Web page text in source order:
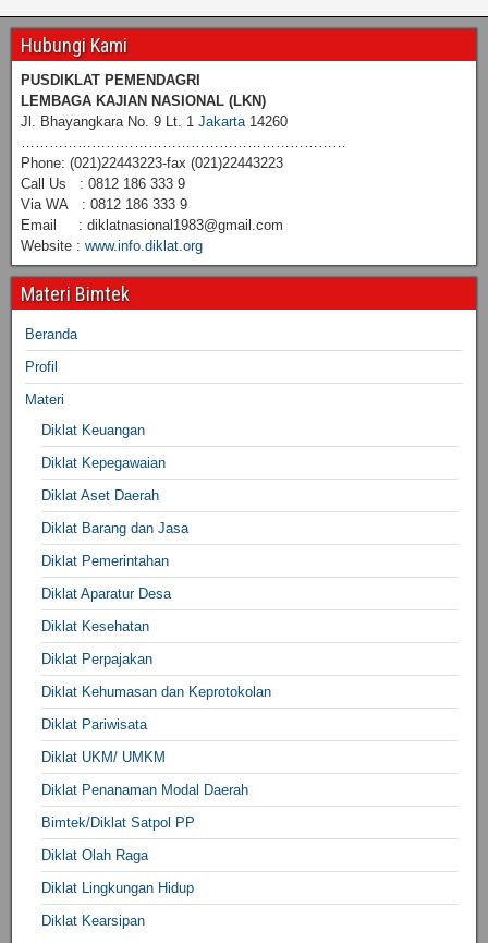
Hubungi Kami
PUSDIKLAT PEMENDAGRI
LEMBAGA KAJIAN NASIONAL (LKN)
Jl. Bhayangkara No. 9 Lt. 1 Jakarta14260
……………………………………………………………
Phone: (021)22443223-fax (021)22443223
Call Us : 0812 186 333 9
Via WA : 0812 186 333 9
Email : diklatnasional1983@gmail.com
Website : www.info.diklat.org
Materi Bimtek
Beranda
Profil
Materi
Diklat Keuangan
Diklat Kepegawaian
Diklat Aset Daerah
Diklat Barang dan Jasa
Diklat Pemerintahan
Diklat Aparatur Desa
Diklat Kesehatan
Diklat Perpajakan
Diklat Kehumasan dan Keprotokolan
Diklat Pariwisata
Diklat UKM/ UMKM
Diklat Penanaman Modal Daerah
Bimtek/Diklat Satpol PP
Diklat Olah Raga
Diklat Lingkungan Hidup
Diklat Kearsipan